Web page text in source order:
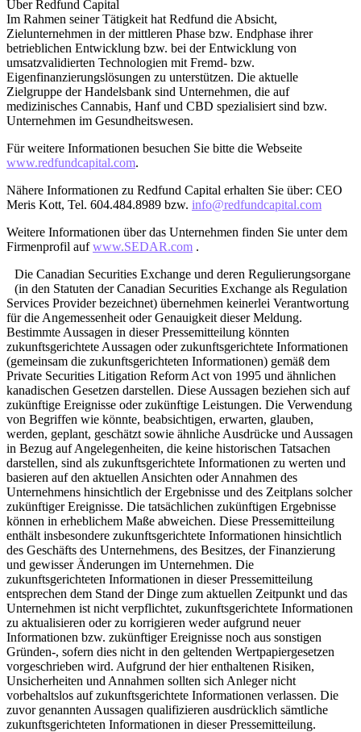
Über Redfund Capital
Im Rahmen seiner Tätigkeit hat Redfund die Absicht,
Zielunternehmen in der mittleren Phase bzw. Endphase ihrer
betrieblichen Entwicklung bzw. bei der Entwicklung von
umsatzvalidierten Technologien mit Fremd- bzw.
Eigenfinanzierungslösungen zu unterstützen. Die aktuelle
Zielgruppe der Handelsbank sind Unternehmen, die auf
medizinisches Cannabis, Hanf und CBD spezialisiert sind bzw.
Unternehmen im Gesundheitswesen.
Für weitere Informationen besuchen Sie bitte die Webseite
www.redfundcapital.com.
Nähere Informationen zu Redfund Capital erhalten Sie über: CEO
Meris Kott, Tel. 604.484.8989 bzw. info@redfundcapital.com
Weitere Informationen über das Unternehmen finden Sie unter dem
Firmenprofil aufwww.SEDAR.com .
Die Canadian Securities Exchange und deren Regulierungsorgane
(in den Statuten der Canadian Securities Exchange als Regulation
Services Provider bezeichnet) übernehmen keinerlei Verantwortung
für die Angemessenheit oder Genauigkeit dieser Meldung.
Bestimmte Aussagen in dieser Pressemitteilung könnten
zukunftsgerichtete Aussagen oder zukunftsgerichtete Informationen
(gemeinsam die zukunftsgerichteten Informationen) gemäß dem
Private Securities Litigation Reform Act von 1995 und ähnlichen
kanadischen Gesetzen darstellen. Diese Aussagen beziehen sich auf
zukünftige Ereignisse oder zukünftige Leistungen. Die Verwendung
von Begriffen wie könnte, beabsichtigen, erwarten, glauben,
werden, geplant, geschätzt sowie ähnliche Ausdrücke und Aussagen
in Bezug auf Angelegenheiten, die keine historischen Tatsachen
darstellen, sind als zukunftsgerichtete Informationen zu werten und
basieren auf den aktuellen Ansichten oder Annahmen des
Unternehmens hinsichtlich der Ergebnisse und des Zeitplans solcher
zukünftiger Ereignisse. Die tatsächlichen zukünftigen Ergebnisse
können in erheblichem Maße abweichen. Diese Pressemitteilung
enthält insbesondere zukunftsgerichtete Informationen hinsichtlich
des Geschäfts des Unternehmens, des Besitzes, der Finanzierung
und gewisser Änderungen im Unternehmen. Die
zukunftsgerichteten Informationen in dieser Pressemitteilung
entsprechen dem Stand der Dinge zum aktuellen Zeitpunkt und das
Unternehmen ist nicht verpflichtet, zukunftsgerichtete Informationen
zu aktualisieren oder zu korrigieren weder aufgrund neuer
Informationen bzw. zukünftiger Ereignisse noch aus sonstigen
Gründen-, sofern dies nicht in den geltenden Wertpapiergesetzen
vorgeschrieben wird. Aufgrund der hier enthaltenen Risiken,
Unsicherheiten und Annahmen sollten sich Anleger nicht
vorbehaltslos auf zukunftsgerichtete Informationen verlassen. Die
zuvor genannten Aussagen qualifizieren ausdrücklich sämtliche
zukunftsgerichteten Informationen in dieser Pressemitteilung.